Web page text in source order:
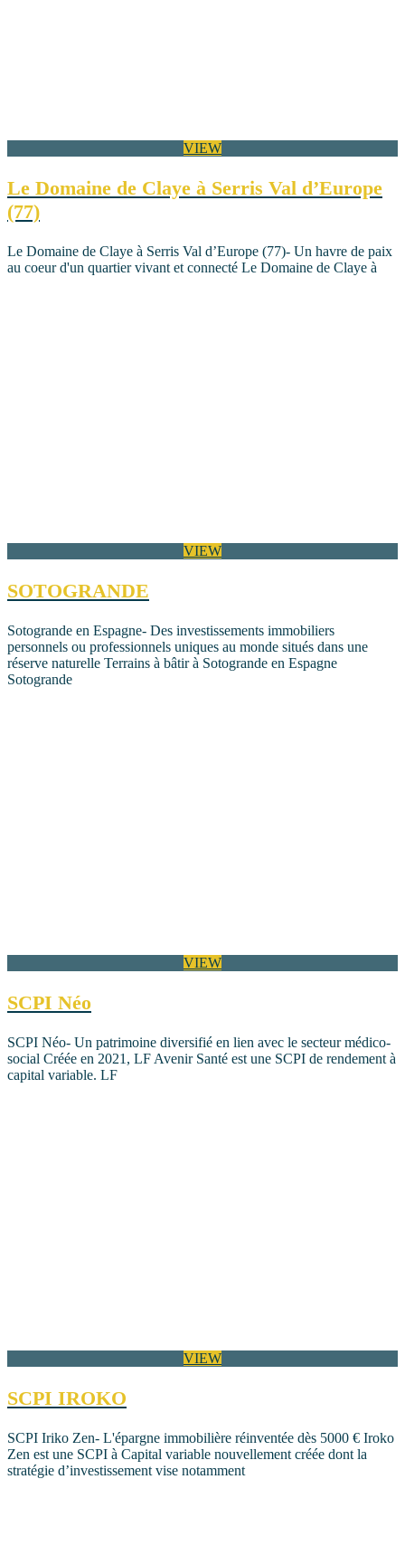
VIEW
Le Domaine de Claye à Serris Val d’Europe
(77)
Le Domaine de Claye à Serris Val d’Europe (77)- Un havre de paix
au coeur d'un quartier vivant et connecté Le Domaine de Claye à
VIEW
SOTOGRANDE
Sotogrande en Espagne- Des investissements immobiliers
personnels ou professionnels uniques au monde situés dans une
réserve naturelle Terrains à bâtir à Sotogrande en Espagne
Sotogrande
VIEW
SCPI Néo
SCPI Néo- Un patrimoine diversifié en lien avec le secteur médico-
social Créée en 2021, LF Avenir Santé est une SCPI de rendement à
capital variable. LF
VIEW
SCPI IROKO
SCPI Iriko Zen- L'épargne immobilière réinventée dès 5000 € Iroko
Zen est une SCPI à Capital variable nouvellement créée dont la
stratégie d’investissement vise notamment